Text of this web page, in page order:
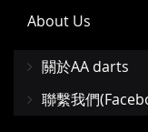
About Us
關於AA darts
聯繫我們